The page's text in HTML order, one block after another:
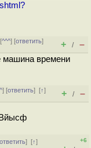
^^^] [ответить]
+ / –
машина времени
] [ответить][↑]
+ / –
ответить][↑]
+6